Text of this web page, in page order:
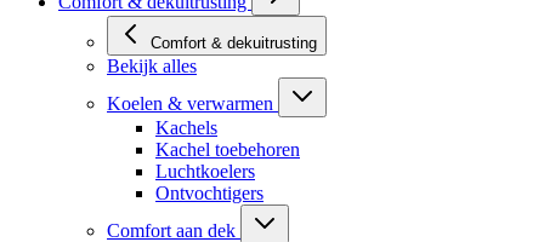
Comfort & dekuitrusting
Bekijk alles
Koelen & verwarmen
Kachels
Kachel toebehoren
Luchtkoelers
Ontvochtigers
Comfort aan dek